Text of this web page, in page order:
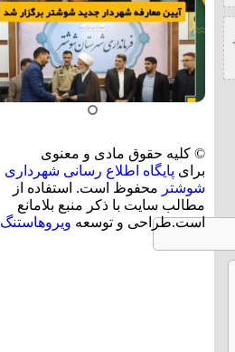
© کلیه حقوق مادی و معنوی
برای پایگاه اطلاع رسانی شهرداری
شوشتر محفوظ است. استفاده از
مطالب سایت با ذکر منبع بلامانع
است.طراحی و توسعه ویروهاستنگ